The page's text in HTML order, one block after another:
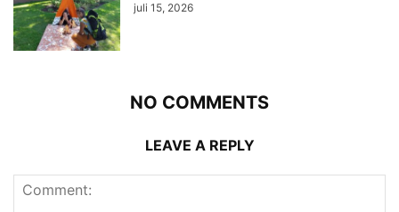
juli 15, 2026
NO COMMENTS
LEAVE A REPLY